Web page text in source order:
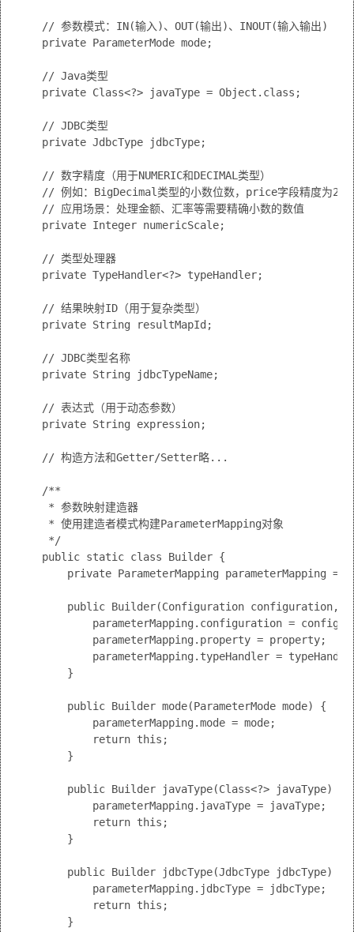
    // 参数模式：IN(输入)、OUT(输出)、INOUT(输入输出)
    private ParameterMode mode;
    // Java类型
    private Class<?> javaType = Object.class;
    // JDBC类型
    private JdbcType jdbcType;
    // 数字精度（用于NUMERIC和DECIMAL类型）
// 例如：BigDecimal类型的小数位数，price字段精度为2表
    // 应用场景：处理金额、汇率等需要精确小数的数值
    private Integer numericScale;
    // 类型处理器
    private TypeHandler<?> typeHandler;
    // 结果映射ID（用于复杂类型）
    private String resultMapId;
    // JDBC类型名称
    private String jdbcTypeName;
    // 表达式（用于动态参数）
    private String expression;
    // 构造方法和Getter/Setter略...
    /**
     * 参数映射建造器
     * 使用建造者模式构建ParameterMapping对象
     */
    public static class Builder {
private ParameterMapping parameterMapping =
public Builder(Configuration configuration,
parameterMapping.configuration =
            parameterMapping.property = property;
parameterMapping.typeHandler =
        }
        public Builder mode(ParameterMode mode) {
            parameterMapping.mode = mode;
            return this;
        }
        public Builder javaType(Class<?> javaType) {
            parameterMapping.javaType = javaType;
            return this;
        }
        public Builder jdbcType(JdbcType jdbcType) {
            parameterMapping.jdbcType = jdbcType;
            return this;
        }